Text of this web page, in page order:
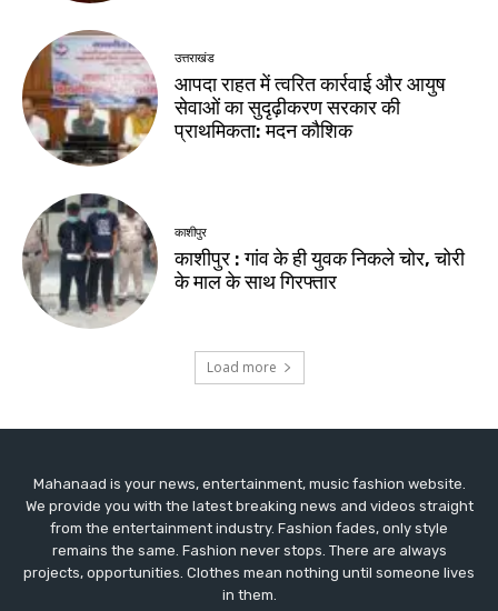
Mahanaad is your news, entertainment, music fashion website.
We provide you with the latest breaking news and videos straight
from the entertainment industry. Fashion fades, only style
remains the same. Fashion never stops. There are always
projects, opportunities. Clothes mean nothing until someone lives
in them.